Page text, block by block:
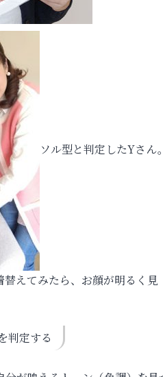
ソル型と判定したYさん
えてみたら、お顔が明るく見
判定する